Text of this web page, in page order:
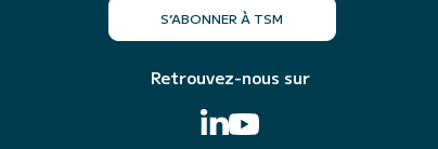
S’ABONNER À TSM
Retrouvez-nous sur